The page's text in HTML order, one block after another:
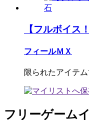
【フルボイス
フィールＭＸ
限られたアイテ
フリーゲーム